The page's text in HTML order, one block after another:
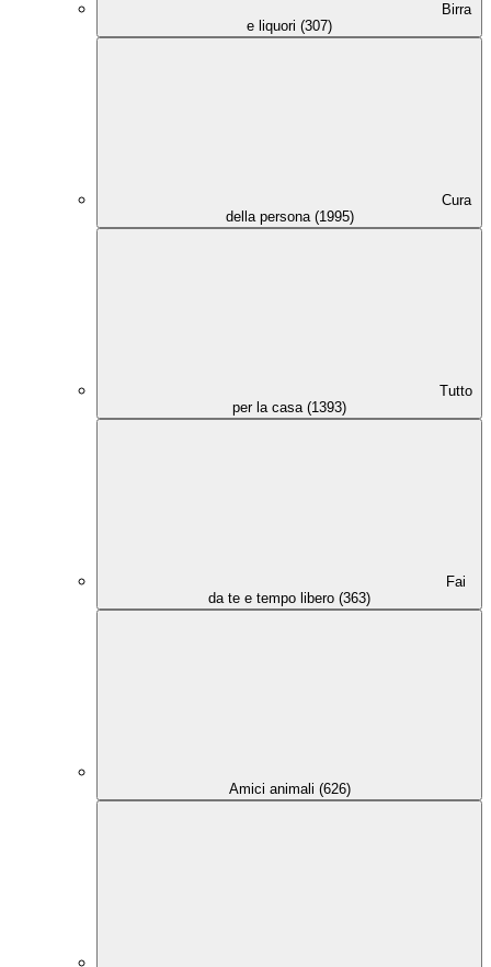
Birra
e liquori (307)
Cura
della persona (1995)
Tutto
per la casa (1393)
Fai
da te e tempo libero (363)
Amici animali (626)